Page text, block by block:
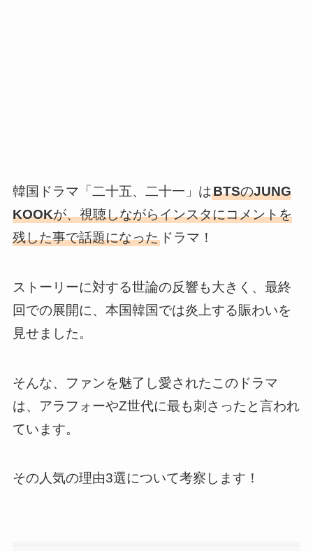
韓国ドラマ「二十五、二十一」はBTSのJUNG
KOOKが、視聴しながらインスタにコメントを
残した事で話題になったドラマ！
ストーリーに対する世論の反響も大きく、最終
回での展開に、本国韓国では炎上する賑わいを
見せました。
そんな、ファンを魅了し愛されたこのドラマ
は、アラフォーやZ世代に最も刺さったと言われ
ています。
その人気の理由3選について考察します！